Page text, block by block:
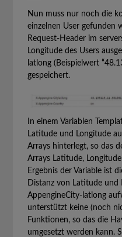
Nun muss nur noch die
einzelnen User gefunden
Request-Header im
Longitude des Users
latlong (Beispielwert
gespeichert.
In einem Variablen
Latitude und Longitude
Arrays hinterlegt, so das
Arrays Latitude,
Ergebnis der Variable ist
Distanz von Latitude
AppengineCity-latlong
unterstützt keine (noch
Funktionen, so das die
umgesetzt werden kann.